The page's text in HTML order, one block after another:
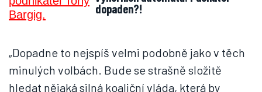
dopaden?!
„Dopadne to nejspíš velmi podobně jako v těch
minulých volbách. Bude se strašně složitě
hledat nějaká silná koaliční vláda, která by